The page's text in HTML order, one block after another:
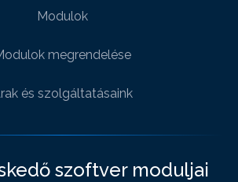
Modulok
megrendelése
és szolgáltatásaink
szoftver moduljai